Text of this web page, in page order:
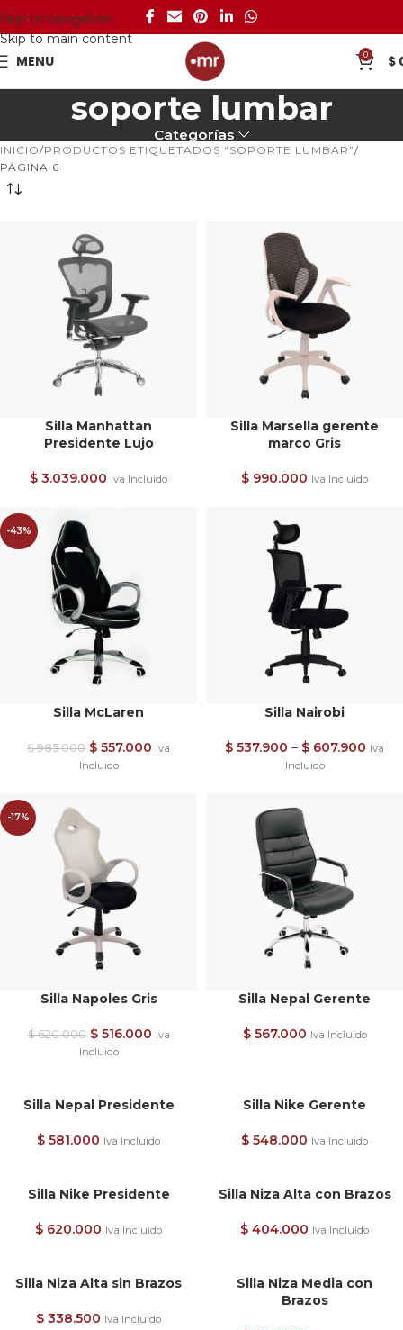
Skip to navigation
Skip to main content
MENU 0 $
soporte lumbar
Categorías
INICIO PRODUCTOS ETIQUETADOS “SOPORTE LUMBAR”
PÁGINA 6
Silla Manhattan
Presidente Lujo
$ 3.039.000 Iva Incluido
Silla Marsella gerente
marco Gris
$ 990.000 Iva Incluido
-43%
Silla McLaren
$985.000 $ 557.000 Iva
Incluido
Silla Nairobi
$ 537.900 – $ 607.900 Iva
Incluido
-17%
Silla Napoles Gris
$620.000 $516.000 Iva
Incluido
Silla Nepal Gerente
$567.000 Iva Incluido
Silla Nepal Presidente
$ 581.000 Iva Incluido
Silla Nike Gerente
$ 548.000 Iva Incluido
Silla Nike Presidente
$ 620.000 Iva Incluido
Silla Niza Alta con Brazos
$ 404.000 Iva Incluido
Silla Niza Alta sin Brazos
$ 338.500 Iva Incluido
Silla Niza Media con
Brazos